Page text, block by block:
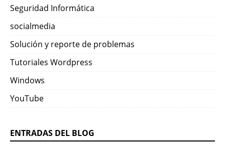
Seguridad Informática
socialmedia
Solución y reporte de problemas
Tutoriales Wordpress
Windows
YouTube
ENTRADAS DEL BLOG